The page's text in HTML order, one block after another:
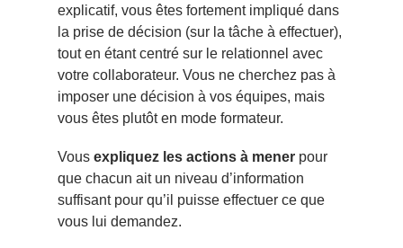
explicatif, vous êtes fortement impliqué dans
la prise de décision (sur la tâche à effectuer),
tout en étant centré sur le relationnel avec
votre collaborateur. Vous ne cherchez pas à
imposer une décision à vos équipes, mais
vous êtes plutôt en mode formateur.
Vous expliquez les actions à mener pour
que chacun ait un niveau d’information
suffisant pour qu’il puisse effectuer ce que
vous lui demandez.